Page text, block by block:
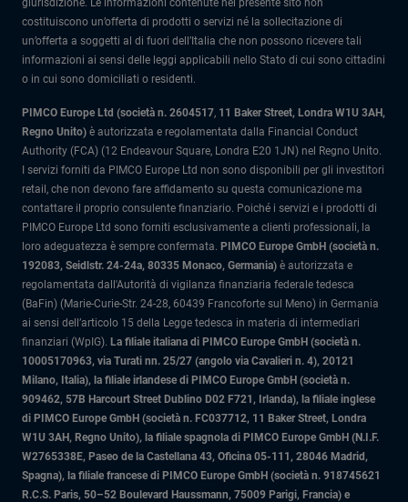
giurisdizione. Le informazioni contenute nel presente sito non
costituiscono un’offerta di prodotti o servizi né la sollecitazione di
un’offerta a soggetti al di fuori dell’Italia che non possono ricevere tali
informazioni ai sensi delle leggi applicabili nello Stato di cui sono cittadini
o in cui sono domiciliati o residenti.
PIMCO Europe Ltd (società n. 2604517, 11 Baker Street, Londra W1U 3AH,
Regno Unito) è autorizzata e regolamentata dalla Financial Conduct
Authority (FCA) (12 Endeavour Square, Londra E20 1JN) nel Regno Unito.
I servizi forniti da PIMCO Europe Ltd non sono disponibili per gli investitori
retail, che non devono fare affidamento su questa comunicazione ma
contattare il proprio consulente finanziario. Poiché i servizi e i prodotti di
PIMCO Europe Ltd sono forniti esclusivamente a clienti professionali, la
loro adeguatezza è sempre confermata. PIMCO Europe GmbH (società n.
192083, Seidlstr. 24-24a, 80335 Monaco, Germania) è autorizzata e
regolamentata dall'Autorità di vigilanza finanziaria federale tedesca
(BaFin) (Marie-Curie-Str. 24-28, 60439 Francoforte sul Meno) in Germania
ai sensi dell’articolo 15 della Legge tedesca in materia di intermediari
finanziari (WpIG). La filiale italiana di PIMCO Europe GmbH (società n.
10005170963, via Turati nn. 25/27 (angolo via Cavalieri n. 4), 20121
Milano, Italia), la filiale irlandese di PIMCO Europe GmbH (società n.
909462, 57B Harcourt Street Dublino D02 F721, Irlanda), la filiale inglese
di PIMCO Europe GmbH (società n. FC037712, 11 Baker Street, Londra
W1U 3AH, Regno Unito), la filiale spagnola di PIMCO Europe GmbH (N.I.F.
W2765338E, Paseo de la Castellana 43, Oficina 05-111, 28046 Madrid,
Spagna), la filiale francese di PIMCO Europe GmbH (società n. 918745621
R.C.S. Paris, 50–52 Boulevard Haussmann, 75009 Parigi, Francia) e